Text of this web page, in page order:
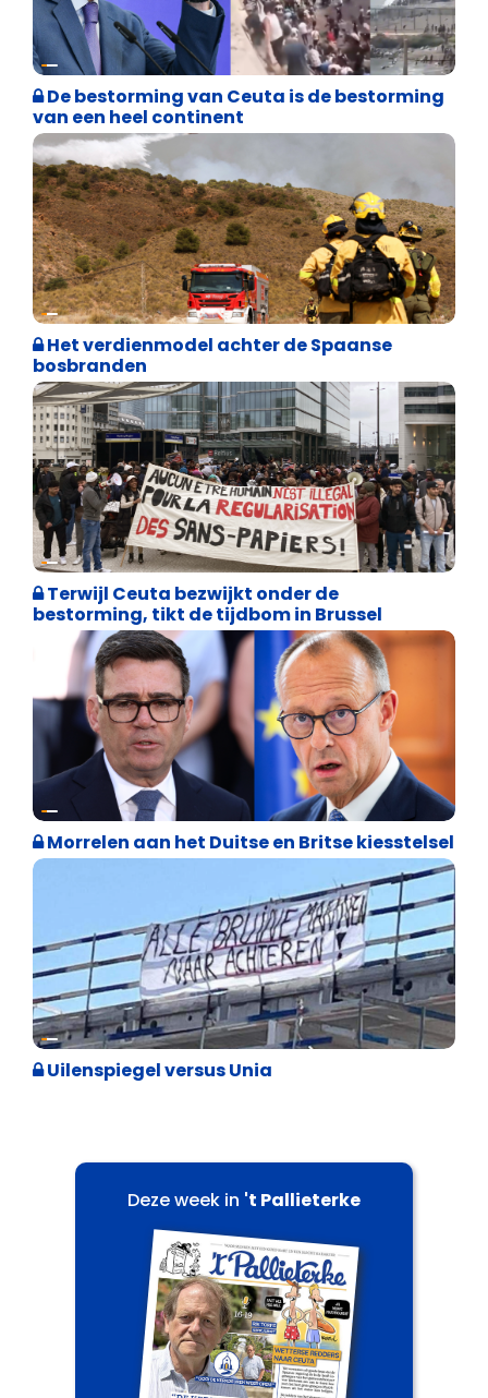
Asiel en Migratie
De bestorming van Ceuta is de bestorming
van een heel continent
Internationale politiek
Het verdienmodel achter de Spaanse
bosbranden
Asiel en Migratie
Terwijl Ceuta bezwijkt onder de
bestorming, tikt de tijdbom in Brussel
Internationale politiek
Morrelen aan het Duitse en Britse kiesstelsel
Cultuuroorlog
Uilenspiegel versus Unia
Deze week in 't Pallieterke